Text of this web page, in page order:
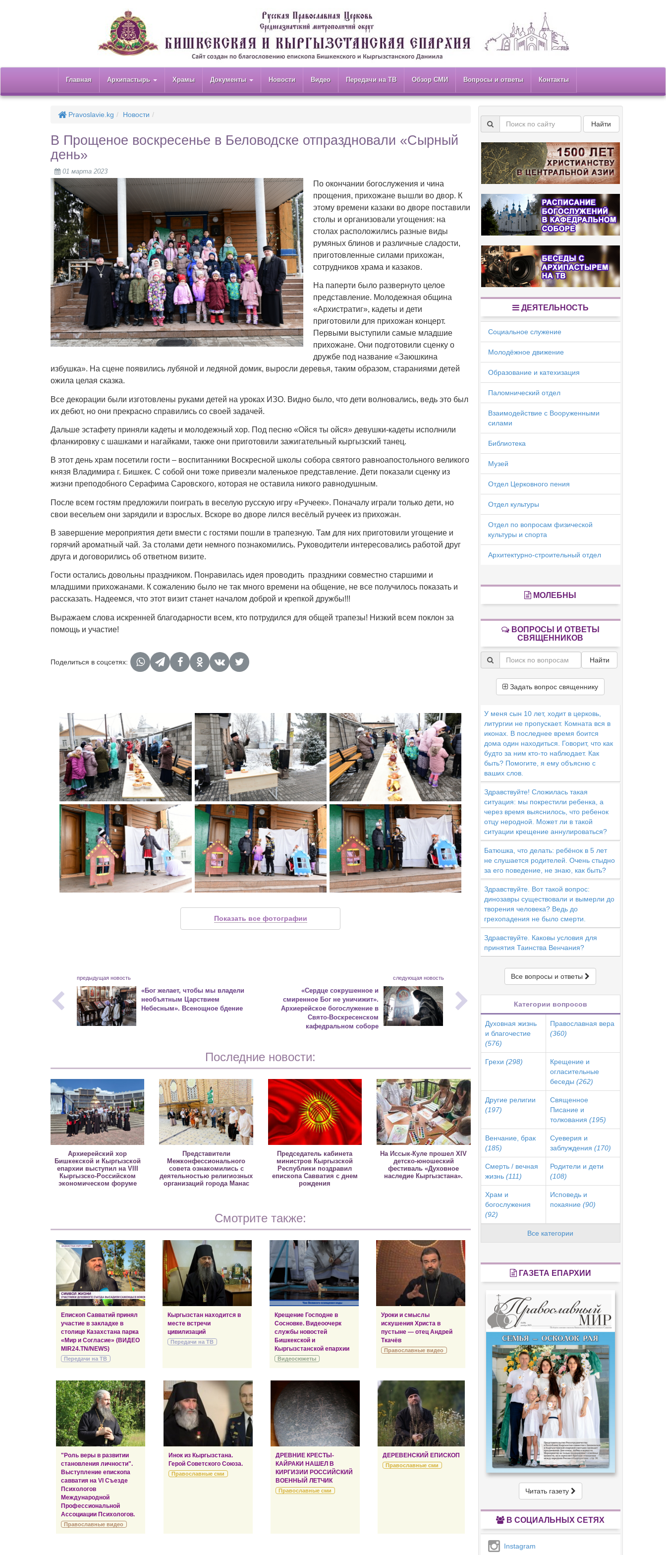
Главная Архипастырь Храмы Документы Новости Видео Передачи на ТВ Обзор СМИ Вопросы и ответы Контакты
Pravoslavie.kg Новости
В Прощеное воскресенье в Беловодске отпраздновали «Сырный
день»
01 марта 2023
По окончании богослужения и чина
прощения, прихожане вышли во двор. К
этому времени казаки во дворе поставили
столы и организовали угощения: на
столах расположились разные виды
румяных блинов и различные сладости,
приготовленные силами прихожан,
сотрудников храма и казаков.
На паперти было развернуто целое
представление. Молодежная община
«Архистратиг», кадеты и дети
приготовили для прихожан концерт.
Первыми выступили самые младшие
прихожане. Они подготовили сценку о
дружбе под название «Заюшкина
избушка». На сцене появились лубяной и ледяной домик, выросли деревья, таким образом, стараниями детей
ожила целая сказка.
Все декорации были изготовлены руками детей на уроках ИЗО. Видно было, что дети волновались, ведь это был
их дебют, но они прекрасно справились со своей задачей.
Дальше эстафету приняли кадеты и молодежный хор. Под песню «Ойся ты ойся» девушки-кадеты исполнили
фланкировку с шашками и нагайками, также они приготовили зажигательный кыргызский танец.
В этот день храм посетили гости – воспитанники Воскресной школы собора святого равноапостольного великого
князя Владимира г. Бишкек. С собой они тоже привезли маленькое представление. Дети показали сценку из
жизни преподобного Серафима Саровского, которая не оставила никого равнодушным.
После всем гостям предложили поиграть в веселую русскую игру «Ручеек». Поначалу играли только дети, но
свои весельем они зарядили и взрослых. Вскоре во дворе лился весёлый ручеек из прихожан.
В завершение мероприятия дети вмести с гостями пошли в трапезную. Там для них приготовили угощение и
горячий ароматный чай. За столами дети немного познакомились. Руководители интересовались работой друг
друга и договорились об ответном визите.
Гости остались довольны праздником. Понравилась идея проводить праздники совместно старшими и
младшими прихожанами. К сожалению было не так много времени на общение, не все получилось показать и
рассказать. Надеемся, что этот визит станет началом доброй и крепкой дружбы!!!
Выражаем слова искренней благодарности всем, кто потрудился для общей трапезы! Низкий всем поклон за
помощь и участие!
Поделиться в соцсетях:
Показать все фотографии
предыдущая новость
«Бог желает, чтобы мы владели
необъятным Царствием
Небесным». Всенощное бдение
следующая новость
«Сердце сокрушенное и
смиренное Бог не уничижит».
Архиерейское богослужение в
Свято-Воскресенском
кафедральном соборе
Последние новости:
Архиерейский хор
Бишкекской и Кыргызской
епархии выступил на VIII
Кыргызско-Российском
экономическом форуме
Представители
Межконфессионального
совета ознакомились с
деятельностью религиозных
организаций города Манас
Председатель кабинета
министров Кыргызской
Республики поздравил
епископа Савватия с днем
рождения
На Иссык-Куле прошел XIV
детско-юношеский
фестиваль «Духовное
наследие Кыргызстана».
Смотрите также:
Епископ Савватий принял
участие в закладке в
столице Казахстана парка
«Мир и Согласие» (ВИДЕО
MIR24.TN/NEWS)
Передачи на ТВ
Кыргызстан находится в
месте встречи
цивилизаций
Передачи на ТВ
Крещение Господне в
Сосновке. Видеоочерк
службы новостей
Бишкекской и
Кыргызстанской епархии
Видеосюжеты
Уроки и смыслы
искушения Христа в
пустыне — отец Андрей
Ткачёв
Православные видео
"Роль веры в развитии
становления личности".
Выступление епископа
савватия на VI Съезде
Психологов
Международной
Профессиональной
Ассоциации Психологов.
Православные видео
Инок из Кыргызстана.
Герой Советского Союза.
Православные сми
ДРЕВНИЕ КРЕСТЫ-
КАЙРАКИ НАШЕЛ В
КИРГИЗИИ РОССИЙСКИЙ
ВОЕННЫЙ ЛЕТЧИК
Православные сми
ДЕРЕВЕНСКИЙ ЕПИСКОП
Православные сми
Найти
ДЕЯТЕЛЬНОСТЬ
Социальное служение
Молодёжное движение
Образование и катехизация
Паломнический отдел
Взаимодействие с Вооруженными
силами
Библиотека
Музей
Отдел Церковного пения
Отдел культуры
Отдел по вопросам физической
культуры и спорта
Архитектурно-строительный отдел
МОЛЕБНЫ
ВОПРОСЫ И ОТВЕТЫ
СВЯЩЕННИКОВ
Найти
Задать вопрос священнику
У меня сын 10 лет, ходит в церковь,
литургии не пропускает. Комната вся в
иконах. В последнее время боится
дома один находиться. Говорит, что как
будто за ним кто-то наблюдает. Как
быть? Помогите, я ему объясню с
ваших слов.
Здравствуйте! Сложилась такая
ситуация: мы покрестили ребенка, а
через время выяснилось, что ребенок
отцу неродной. Может ли в такой
ситуации крещение аннулироваться?
Батюшка, что делать: ребёнок в 5 лет
не слушается родителей. Очень стыдно
за его поведение, не знаю, как быть?
Здравствуйте. Вот такой вопрос:
динозавры существовали и вымерли до
творения человека? Ведь до
грехопадения не было смерти.
Здравствуйте. Каковы условия для
принятия Таинства Венчания?
Все вопросы и ответы
Категории вопросов
Духовная жизнь
и благочестие
(576)
Православная вера
(360)
Грехи (298)
Крещение и
огласительные
беседы (262)
Другие религии
(197)
Священное
Писание и
толкования (195)
Венчание, брак
(185)
Суеверия и
заблуждения (170)
Смерть / вечная
жизнь (111)
Родители и дети
(108)
Храм и
богослужения
(92)
Исповедь и
покаяние (90)
Все категории
ГАЗЕТА ЕПАРХИИ
Читать газету
В СОЦИАЛЬНЫХ СЕТЯХ
Instagram